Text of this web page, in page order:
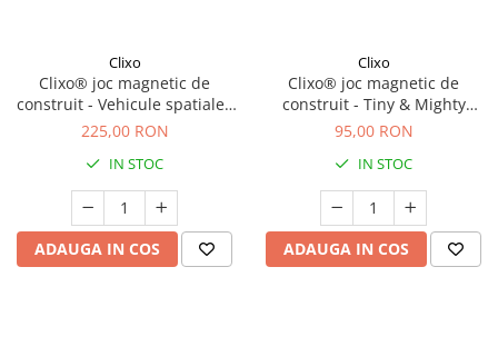
Clixo
Clixo® joc magnetic de
construit - Vehicule spatiale (
30 piese)
225,00 RON
IN STOC
ADAUGA IN COS
Clixo
Clixo® joc magnetic de
construit - Tiny & Mighty
Sparkle (9 piese)
95,00 RON
IN STOC
ADAUGA IN COS